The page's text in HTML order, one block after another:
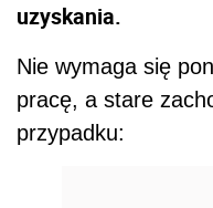
uzyskania.
Nie wymaga się
pracę, a stare
przypadku: